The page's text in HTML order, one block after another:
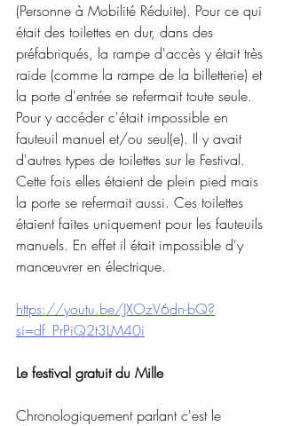
(Personne à Mobilité Réduite). Pour ce qui
était des toilettes en dur, dans des
préfabriqués, la rampe d'accès y était très
raide (comme la rampe de la billetterie) et
la porte d'entrée se refermait toute seule.
Pour y accéder c'était impossible en
fauteuil manuel et/ou seul(e). Il y avait
d'autres types de toilettes sur le Festival.
Cette fois elles étaient de plein pied mais
la porte se refermait aussi. Ces toilettes
étaient faites uniquement pour les fauteuils
manuels. En effet il était impossible d'y
manœuvrer en électrique.
https://youtu.be/JXOzV6dn-bQ?
si=df_PrPiQ2t3LM40i
Le festival gratuit du Mille
Chronologiquement parlant c'est le